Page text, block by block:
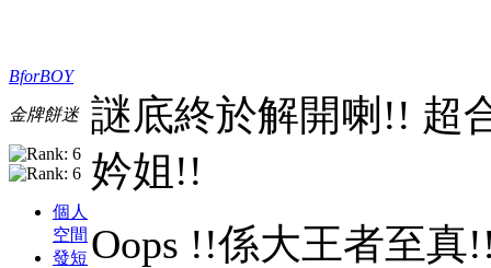
BforBOY
金牌餅迷
個人
空間
發短
謎底終於解開喇!! 超
妗姐!!
Oops !!係大王者至真